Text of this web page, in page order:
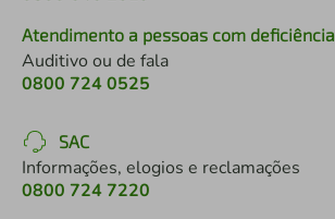
Atendimento a pessoas com deficiência
Auditivo ou de fala
0800 724 0525
SAC
Informações, elogios e reclamações
0800 724 7220